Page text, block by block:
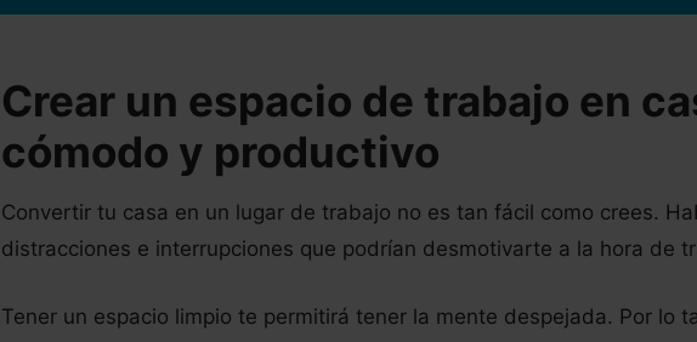
Crear un espacio de trabajo en
cómodo y productivo
Convertir tu casa en un lugar de trabajo no es tan fácil como crees.
distracciones e interrupciones que podrían desmotivarte a la hora de
Tener un espacio limpio te permitirá tener la mente despejada. Por lo